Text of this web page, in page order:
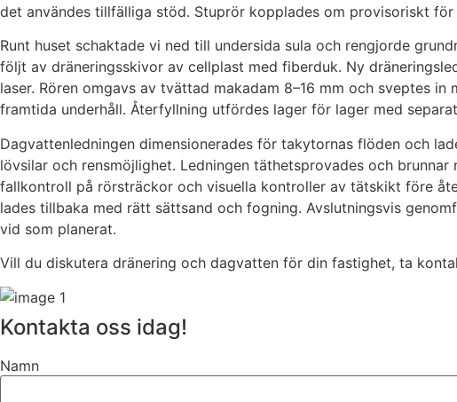
det användes tillfälliga stöd. Stuprör kopplades om provisoriskt
Runt huset schaktade vi ned till undersida sula och rengjorde
följt av dräneringsskivor av cellplast med fiberduk. Ny
laser. Rören omgavs av tvättad makadam 8–16 mm och sveptes
framtida underhåll. Återfyllning utfördes lager för lager med
Dagvattenledningen dimensionerades för takytornas flöden och
lövsilar och rensmöjlighet. Ledningen täthetsprovades och
fallkontroll på rörsträckor och visuella kontroller av tätskikt före
lades tillbaka med rätt sättsand och fogning. Avslutningsvis
vid som planerat.
Vill du diskutera dränering och dagvatten för din fastighet, ta
Kontakta oss idag!
Namn